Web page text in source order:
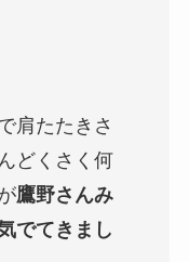
肩たたきさ
どくさく何
鷹野さんみ
でてきまし